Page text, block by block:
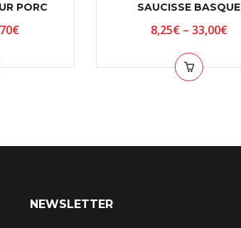
PORC
€
SAUCISSE BASQUE
8,25€– 33,00€
NEWSLETTER